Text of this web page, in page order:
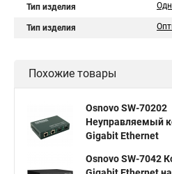
Тип изделия
Тип изделия
Похожие товары
Osnovo SW-70202
Неуправляемый
Gigabit Ethernet
Osnovo SW-7042